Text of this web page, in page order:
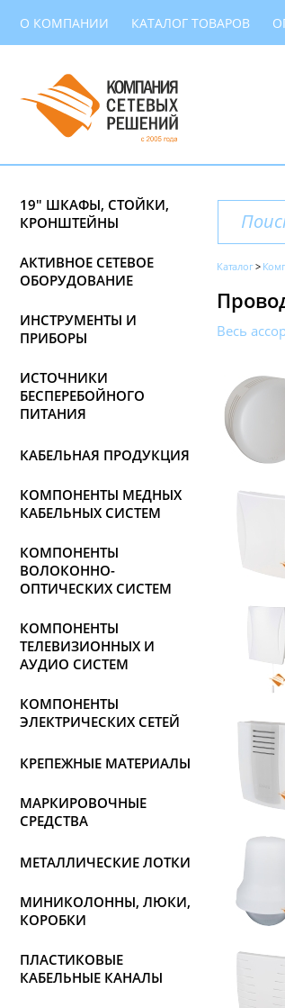
О КОМПАНИИ КАТАЛОГ ТОВАРОВ
19" ШКАФЫ, СТОЙКИ,
КРОНШТЕЙНЫ
АКТИВНОЕ СЕТЕВОЕ
ОБОРУДОВАНИЕ
ИНСТРУМЕНТЫ И
ПРИБОРЫ
ИСТОЧНИКИ
БЕСПЕРЕБОЙНОГО
ПИТАНИЯ
КАБЕЛЬНАЯ ПРОДУКЦИЯ
КОМПОНЕНТЫ МЕДНЫХ
КАБЕЛЬНЫХ СИСТЕМ
КОМПОНЕНТЫ
ВОЛОКОННО-
ОПТИЧЕСКИХ СИСТЕМ
КОМПОНЕНТЫ
ТЕЛЕВИЗИОННЫХ И
АУДИО СИСТЕМ
КОМПОНЕНТЫ
ЭЛЕКТРИЧЕСКИХ СЕТЕЙ
КРЕПЕЖНЫЕ МАТЕРИАЛЫ
МАРКИРОВОЧНЫЕ
СРЕДСТВА
МЕТАЛЛИЧЕСКИЕ ЛОТКИ
МИНИКОЛОННЫ, ЛЮКИ,
КОРОБКИ
ПЛАСТИКОВЫЕ
КАБЕЛЬНЫЕ КАНАЛЫ
Каталог
Весь